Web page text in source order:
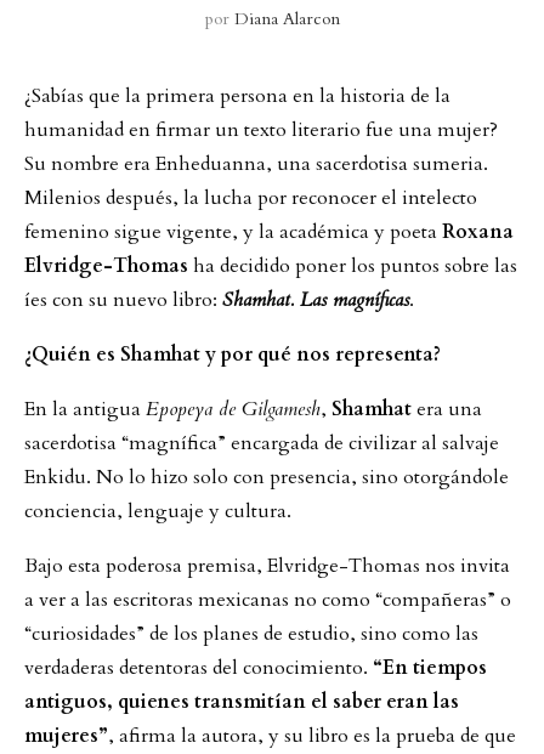
por Diana Alarcon
¿Sabías que la primera persona en la historia de la
humanidad en firmar un texto literario fue una mujer?
Su nombre era Enheduanna, una sacerdotisa sumeria.
Milenios después, la lucha por reconocer el intelecto
femenino sigue vigente, y la académica y poeta Roxana
Elvridge-Thomas ha decidido poner los puntos sobre las
íes con su nuevo libro: Shamhat. Las magníficas.
¿Quién es Shamhat y por qué nos representa?
En la antigua Epopeya de Gilgamesh, Shamhatera una
sacerdotisa “magnífica” encargada de civilizar al salvaje
Enkidu. No lo hizo solo con presencia, sino otorgándole
conciencia, lenguaje y cultura.
Bajo esta poderosa premisa, Elvridge-Thomas nos invita
a ver a las escritoras mexicanas no como “compañeras” o
“curiosidades” de los planes de estudio, sino como las
verdaderas detentoras del conocimiento. “En tiempos
antiguos, quienes transmitían el saber eran las
mujeres”, afirma la autora, y su libro es la prueba de que